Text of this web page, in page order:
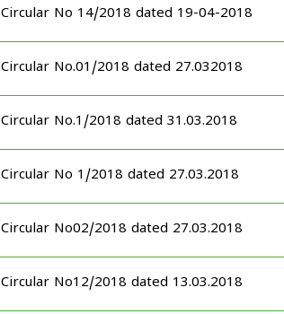
Circular No 14/2018 dated 19-04-2018
Circular No.01/2018 dated 27.032018
Circular No.1/2018 dated 31.03.2018
Circular No 1/2018 dated 27.03.2018
Circular No02/2018 dated 27.03.2018
Circular No12/2018 dated 13.03.2018